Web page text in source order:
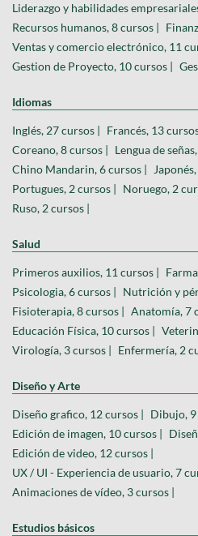
Liderazgo y habilidades
Recursos humanos, 8 cursos |
Ventas y comercio electrónico, 11
Gestion de Proyecto, 10 cursos |
Idiomas
Inglés, 27 cursos | Francés, 13
Coreano, 8 cursos | Lengua de
Chino Mandarin, 6 cursos |
Portugues, 2 cursos | Noruego, 2
Ruso, 2 cursos |
Salud
Primeros auxilios, 11 cursos |
Psicologia, 6 cursos | Nutrición y
Fisioterapia, 8 cursos | Anatomía, 7
Educación Física, 10 cursos |
Virología, 3 cursos | Enfermería, 2
Diseño y Arte
Diseño grafico, 12 cursos | Dibujo, 9
Edición de imagen, 10 cursos |
Edición de video, 12 cursos |
UX / UI - Experiencia de usuario, 7
Animaciones de vídeo, 3 cursos |
Estudios básicos